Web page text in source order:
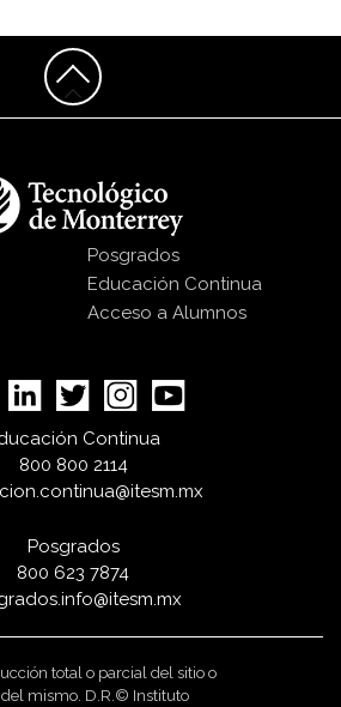
Posgrados
Educación Continua
Acceso a Alumnos
Continua
800 800 2114
Posgrados
800 623 7874
total o parcial del sitio o
mismo. D.R.© Instituto